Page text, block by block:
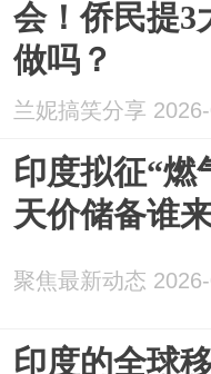
会！侨民提3
做吗？
兰妮搞笑分享
印度拟征“燃
天价储备谁
聚焦最新动态
印度的全球